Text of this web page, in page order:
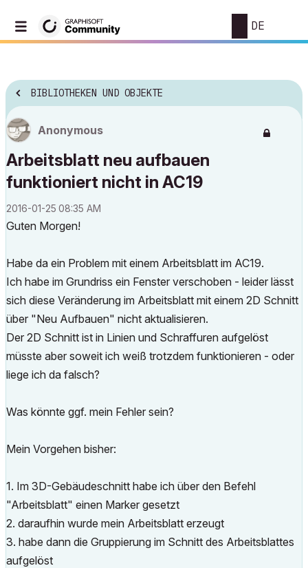
DE
BIBLIOTHEKEN UND OBJEKTE
Anonymous
Arbeitsblatt neu aufbauen
funktioniert nicht in AC19
‎2016-01-25 08:35 AM
Guten Morgen!
Habe da ein Problem mit einem Arbeitsblatt im AC19.
Ich habe im Grundriss ein Fenster verschoben - leider lässt
sich diese Veränderung im Arbeitsblatt mit einem 2D Schnitt
über "Neu Aufbauen" nicht aktualisieren.
Der 2D Schnitt ist in Linien und Schraffuren aufgelöst
müsste aber soweit ich weiß trotzdem funktionieren - oder
liege ich da falsch?
Was könnte ggf. mein Fehler sein?
Mein Vorgehen bisher:
1. Im 3D-Gebäudeschnitt habe ich über den Befehl
"Arbeitsblatt" einen Marker gesetzt
2. daraufhin wurde mein Arbeitsblatt erzeugt
3. habe dann die Gruppierung im Schnitt des Arbeitsblattes
aufgelöst